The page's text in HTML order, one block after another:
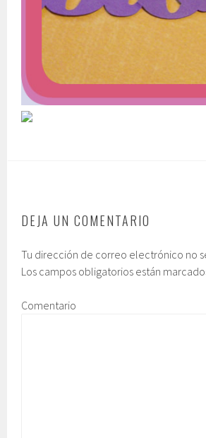
DEJA UN COMENTARIO
Tu dirección de correo electrónico no
Los campos obligatorios están
Comentario